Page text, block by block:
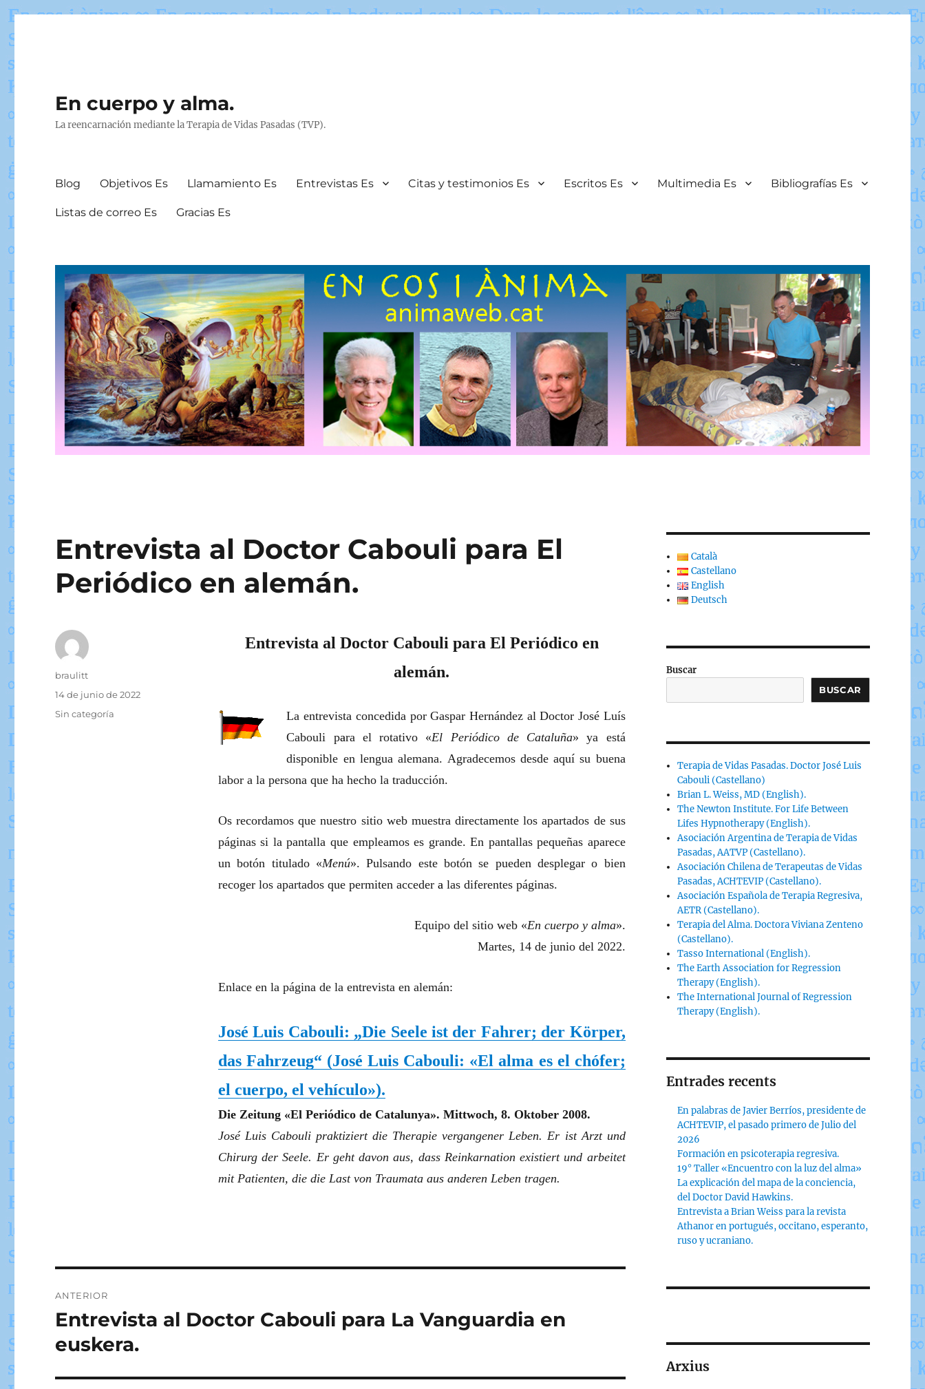
En cuerpo y alma.
La reencarnación mediante la Terapia de Vidas Pasadas (TVP).
Blog Objetivos Es Llamamiento Es Entrevistas Es Citas y testimonios Es Escritos Es Multimedia Es Bibliografías Es
Listas de correo Es Gracias Es
Entrevista al Doctor Cabouli para El
Periódico en alemán.
Entrevista al Doctor Cabouli para El Periódico en
alemán.
La entrevista concedida por Gaspar Hernández al Doctor José Luís
Cabouli parael rotativo «El Periódico de Cataluña» ya está
disponible en lengua alemana. Agradecemos desde aquí su buena
labor a la persona que ha hecho la traducción.
Os recordamos que nuestro sitio web muestra directamente los apartados de sus
páginas si la pantalla que empleamos es grande. En pantallas pequeñas aparece
un botón titulado «Menú». Pulsando este botón se pueden desplegar o bien
recoger los apartados que permiten acceder alas diferentes páginas.
Equipo del sitio web «En cuerpo y alma».
Martes, 14 de junio del 2022.
Enlace en la página de la entrevista en alemán:
José Luis Cabouli: „Die Seele ist der Fahrer; der Körper,
das Fahrzeug“ (José Luis Cabouli: «El alma es el chófer;
el cuerpo, el vehículo»).
Die Zeitung «El Periódico de Catalunya». Mittwoch, 8. Oktober 2008.
José Luis Cabouli praktiziert die Therapie vergangener Leben. Er ist Arzt und
Chirurg der Seele. Er geht davon aus, dass Reinkarnation existiert und arbeitet
mit Patienten, die die Last von Traumata aus anderen Leben tragen.
Autor
braulitt
Publicado
el
14 de junio de 2022
Categorías
Sin categoría
de
entradas
ANTERIOR
Entrada
anterior:
Entrevista al Doctor Cabouli para La Vanguardia en
euskera.
Català
Castellano
English
Deutsch
Buscar
BUSCAR
Terapia de Vidas Pasadas. Doctor José Luis
Cabouli (Castellano)
Brian L. Weiss, MD (English).
The Newton Institute. For Life Between
Lifes Hypnotherapy (English).
Asociación Argentina de Terapia de Vidas
Pasadas, AATVP (Castellano).
Asociación Chilena de Terapeutas de Vidas
Pasadas, ACHTEVIP (Castellano).
Asociación Española de Terapia Regresiva,
AETR (Castellano).
Terapia del Alma. Doctora Viviana Zenteno
(Castellano).
Tasso International (English).
The Earth Association for Regression
Therapy (English).
The International Journal of Regression
Therapy (English).
Entrades recents
En palabras de Javier Berríos, presidente de
ACHTEVIP, el pasado primero de Julio del
2026
Formación en psicoterapia regresiva.
19° Taller «Encuentro con la luz del alma»
La explicación del mapa de la conciencia,
del Doctor David Hawkins.
Entrevista a Brian Weiss para la revista
Athanor en portugués, occitano, esperanto,
ruso y ucraniano.
Arxius